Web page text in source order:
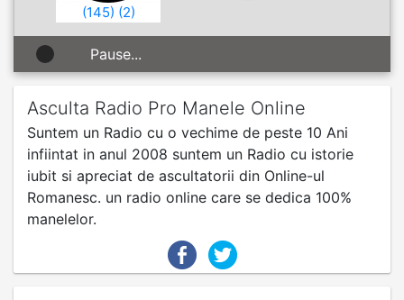
(145) (2)
Pause...
Asculta Radio Pro Manele Online
Suntem un Radio cu o vechime de peste 10 Ani
infiintat in anul 2008 suntem un Radio cu istorie
iubit si apreciat de ascultatorii din Online-ul
Romanesc. un radio online care se dedica 100%
manelelor.